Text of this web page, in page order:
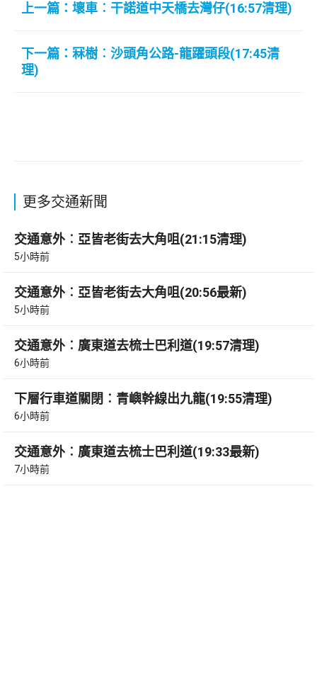
上一篇：壞車︰干諾道中天橋去灣仔(16:57清理)
下一篇：冧樹︰沙頭角公路-龍躍頭段(17:45清
理)
更多交通新聞
交通意外︰亞皆老街去大角咀(21:15清理)
5小時前
交通意外︰亞皆老街去大角咀(20:56最新)
5小時前
交通意外︰廣東道去梳士巴利道(19:57清理)
6小時前
下層行車道關閉︰青嶼幹線出九龍(19:55清理)
6小時前
交通意外︰廣東道去梳士巴利道(19:33最新)
7小時前